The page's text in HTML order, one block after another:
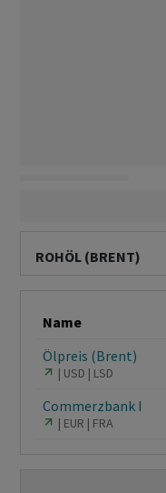
ROHÖL (BRENT)
Name
Ölpreis (Brent)
USD LSD
Commerzbank I
EUR FRA